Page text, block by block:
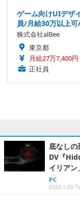
ゲーム向けUIデザ
員/月給30万以上
株式会社alBee
東京都
月給27万7,400
正社員
底なしの
DV『
イリアン
PC
2022.1.25